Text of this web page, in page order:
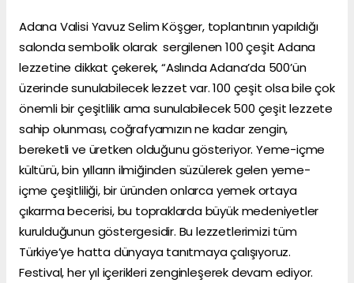
Adana Valisi Yavuz Selim Köşger, toplantının yapıldığı
salonda sembolik olarak sergilenen 100 çeşit Adana
lezzetine dikkat çekerek, “Aslında Adana’da 500’ün
üzerinde sunulabilecek lezzet var. 100 çeşit olsa bile çok
önemli bir çeşitlilik ama sunulabilecek 500 çeşit lezzete
sahip olunması, coğrafyamızın ne kadar zengin,
bereketli ve üretken olduğunu gösteriyor. Yeme-içme
kültürü, bin yılların ilmiğinden süzülerek gelen yeme-
içme çeşitliliği, bir üründen onlarca yemek ortaya
çıkarma becerisi, bu topraklarda büyük medeniyetler
kurulduğunun göstergesidir. Bu lezzetlerimizi tüm
Türkiye’ye hatta dünyaya tanıtmaya çalışıyoruz.
Festival, her yıl içerikleri zenginleşerek devam ediyor.